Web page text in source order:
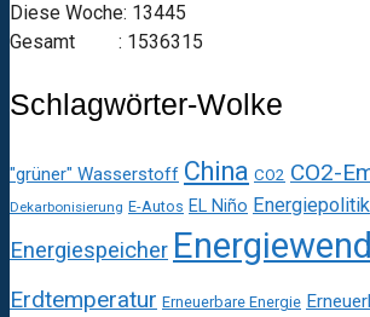
Diese Woche: 13445
Gesamt : 1536315
Schlagwörter-Wolke
"grüner" Wasserstoff China CO2 CO2-
Dekarbonisierung E-Autos EL Niño Energiepolitik
Energiespeicher
Erdtemperatur Erneuerbare Energie